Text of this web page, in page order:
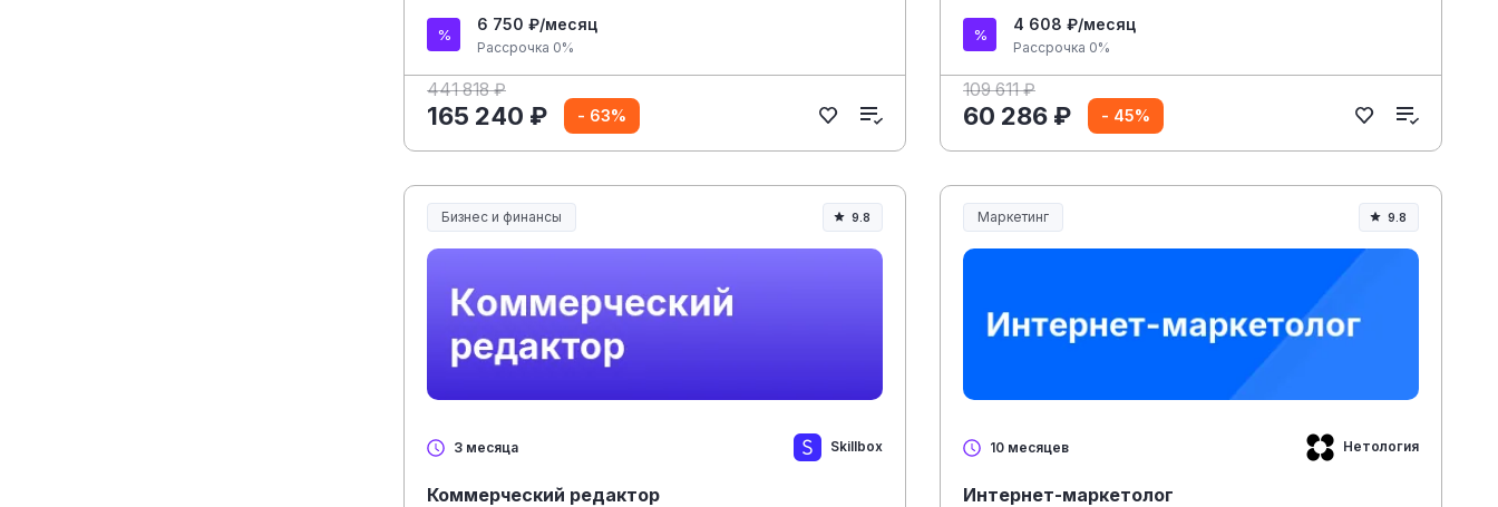
6 750 ₽/месяц
Рассрочка 0%
441 818 ₽
165 240 ₽ - 63%
4 608 ₽/месяц
Рассрочка 0%
109 611 ₽
60 286 ₽ - 45%
Бизнес и финансы 9.8
3 месяца Skillbox
Коммерческий редактор
Маркетинг 9.8
10 месяцев Нетология
Интернет-маркетолог